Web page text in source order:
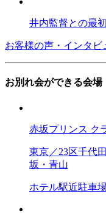
井内監督との最
お客様の声・インタビ
お別れ会ができる会場
赤坂プリンス ク
東京／23区千代
坂・青山
ホテル駅近駐車